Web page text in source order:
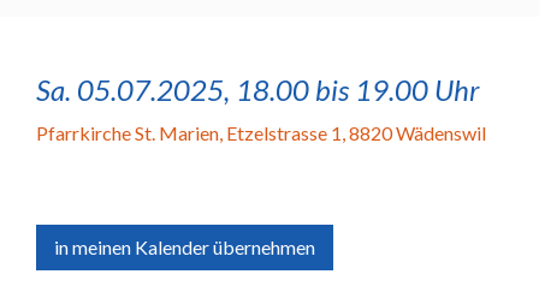
Sa. 05.07.2025, 18.00 bis 19.00 Uhr
Pfarrkirche St. Marien, Etzelstrasse 1, 8820 Wädenswil
in meinen Kalender übernehmen